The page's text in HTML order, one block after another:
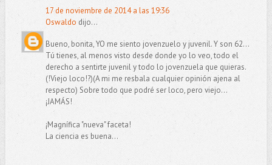
17 de noviembre de 2014 a las 19:36
Oswaldo dijo...
Bueno, bonita, YO me siento jovenzuelo y juvenil. Y son 62...
Tú tienes, al menos visto desde donde yo lo veo, todo el
derecho a sentirte juvenil y todo lo jovenzuela que quieras.
(!Viejo loco!?)(A mi me resbala cualquier opinión ajena al
respecto) Sobre todo que podré ser loco, pero viejo...
¡JAMÁS!
¡Magnífica "nueva" faceta!
La ciencia es buena...